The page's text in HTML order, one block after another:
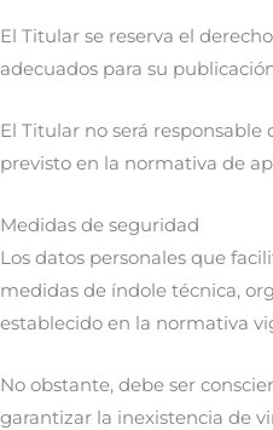
El Titular se reserva el
adecuados para su
El Titular no será
previsto en la normativa de
Medidas de seguridad
Los datos personales que
medidas de índole técnica,
establecido en la normativa
No obstante, debe ser
garantizar la inexistencia de